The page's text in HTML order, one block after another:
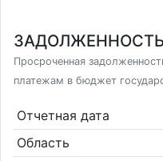
Просроченная
платежам в бюджет
Отчетная дата
Область